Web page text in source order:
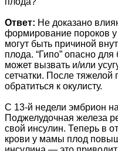
Ответ: Не доказано
формирование пороков у
могут быть причиной
плода. “Гипо” опасно
может вызвать и/или
сетчатки. После тяжелой
обратиться к окулисту.
С 13-й недели эмбрион
Поджелудочная железа
свой инсулин. Теперь в
крови у мамы плод